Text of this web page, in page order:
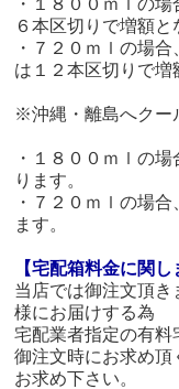
６本区切りで増額と
・７２０ｍｌの場
は１２本区切りで増
※沖縄・離島へクー
・１８００ｍｌの
ります。
・７２０ｍｌの場
ます。
【宅配箱料金に関し
当店では御注文頂
様にお届けする為
宅配業者指定の有料
御注文時にお求め頂
お求め下さい。